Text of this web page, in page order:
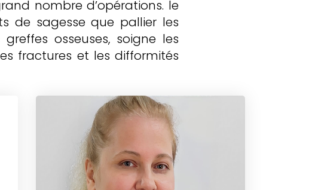
nombre d’opérations. le
de sagesse que pallier les
osseuses, soigne les
fractures et les difformités